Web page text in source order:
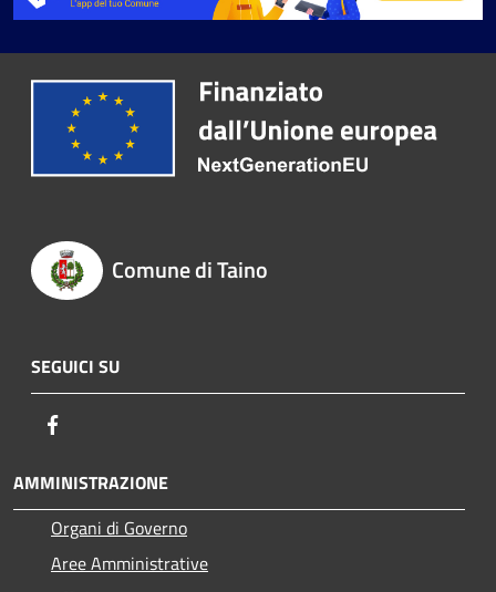
Comune di Taino
SEGUICI SU
AMMINISTRAZIONE
Organi di Governo
Aree Amministrative